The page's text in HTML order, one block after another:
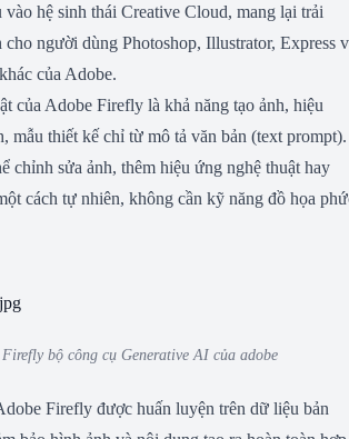
vào hệ sinh thái Creative Cloud, mang lại trải
cho người dùng Photoshop, Illustrator, Express
của Adobe.
của Adobe Firefly là khả năng tạo ảnh, hiệu
mẫu thiết kế chỉ từ mô tả văn bản (text prompt).
chỉnh sửa ảnh, thêm hiệu ứng nghệ thuật hay
cách tự nhiên, không cần kỹ năng đồ họa
bộ công cụ Generative AI của adobe
Firefly được huấn luyện trên dữ liệu bản